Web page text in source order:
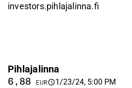
investors.pihlajalinna.fi
Pihlajalinna
6,88 EUR 1/23/24, 5:00 PM